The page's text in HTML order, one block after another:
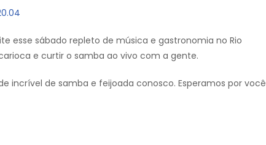
esse sábado repleto de música e gastronomia no Rio
e curtir o samba ao vivo com a gente.
incrível de samba e feijoada conosco. Esperamos por você